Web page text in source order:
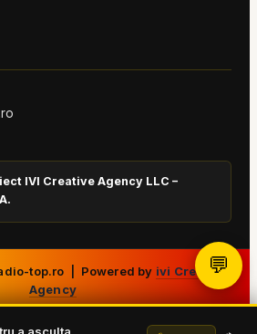
IVI Creative Agency LLC –
top.ro | Powered by ivi Creative
Agency
💬